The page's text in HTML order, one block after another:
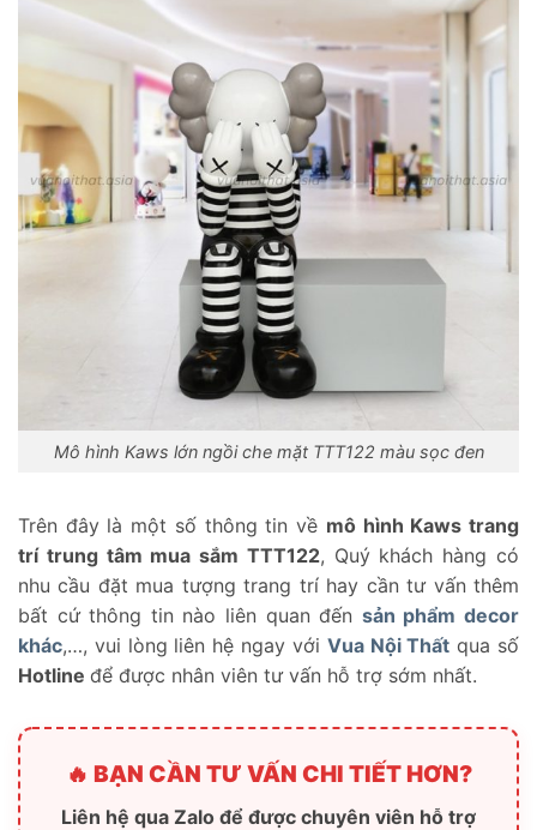
Mô hình Kaws lớn ngồi che mặt TTT122 màu sọc đen
Trên đây là một số thông tin về mô hình Kaws trang
trí trung tâm mua sắm TTT122, Quý khách hàng có
nhu cầu đặt mua tượng trang trí hay cần tư vấn thêm
bất cứ thông tin nào liên quan đến sản phẩm decor
khác,…, vui lòng liên hệ ngay với Vua Nội Thất qua số
Hotline để được nhân viên tư vấn hỗ trợ sớm nhất.
🔥 BẠN CẦN TƯ VẤN CHI TIẾT HƠN?
Liên hệ qua Zalo để được chuyên viên hỗ trợ